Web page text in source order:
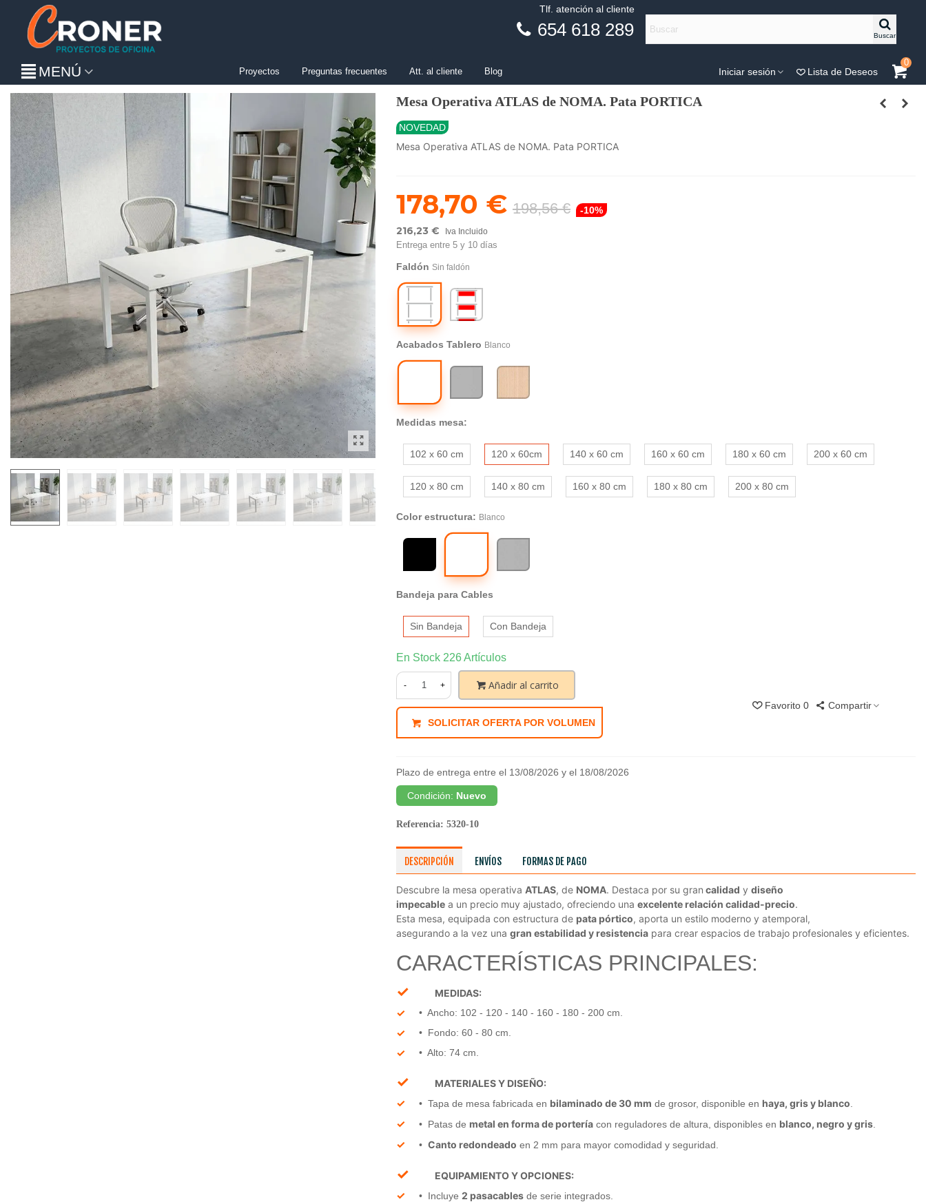
Tlf. atención al cliente
654 618 289 Buscar
MENÚ Proyectos Preguntas frecuentes Att. al cliente Blog Iniciar sesión Lista de Deseos
0
Mesa Operativa ATLAS de NOMA. Pata PORTICA
NOVEDAD
Mesa Operativa ATLAS de NOMA. Pata PORTICA
178,70 € 198,56 € -10%
216,23 € Iva Incluido
Entrega entre 5 y 10 días
Faldón Sin faldón
Madera
Acabados Tablero Blanco
Medidas mesa:
102 x 60 cm 120 x 60cm 140 x 60 cm 160 x 60 cm 180 x 60 cm 200 x 60 cm
120 x 80 cm 140 x 80 cm 160 x 80 cm 180 x 80 cm 200 x 80 cm
Color estructura: Blanco
Bandeja para Cables
Sin Bandeja Con Bandeja
En Stock 226 Artículos
- + Añadir al carrito
SOLICITAR OFERTA POR VOLUMEN
Favorito 0 Compartir
Plazo de entrega entre el 13/08/2026 y el 18/08/2026
Condición: Nuevo
Referencia: 5320-10
DESCRIPCIÓN ENVÍOS FORMAS DE PAGO
Descubre la mesa operativa ATLAS, de NOMA. Destaca por su gran calidad y diseño
impecable a un precio muy ajustado, ofreciendo una excelente relación calidad-precio.
Esta mesa, equipada con estructura de pata pórtico, aporta un estilo moderno y atemporal,
asegurando a la vez una gran estabilidad y resistencia para crear espacios de trabajo profesionales y eficientes.
CARACTERÍSTICAS PRINCIPALES:
✓ MEDIDAS:
• Ancho: 102 - 120 - 140 - 160 - 180 - 200 cm.
• Fondo: 60 - 80 cm.
• Alto: 74 cm.
✓ MATERIALES Y DISEÑO:
• Tapa de mesa fabricada en bilaminado de 30 mm de grosor, disponible en haya, gris y blanco
• Patas de metal en forma de portería con reguladores de altura, disponibles en blanco, negro y gris
• Canto redondeado en 2 mm para mayor comodidad y seguridad.
✓ EQUIPAMIENTO Y OPCIONES:
• Incluye 2 pasacables de serie integrados.